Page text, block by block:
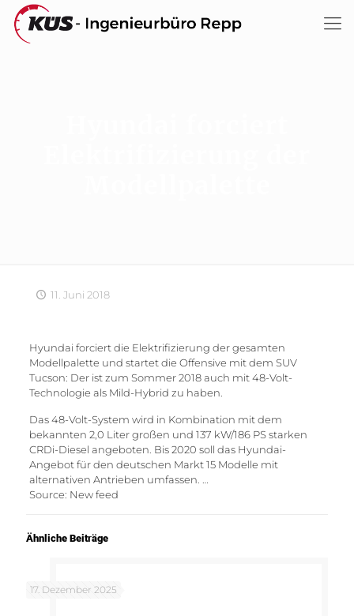
11. Juni 2018
Hyundai forciert die Elektrifizierung der gesamten
Modellpalette und startet die Offensive mit dem SUV
Tucson: Der ist zum Sommer 2018 auch mit 48-Volt-
Technologie als Mild-Hybrid zu haben.
Das 48-Volt-System wird in Kombination mit dem
bekannten 2,0 Liter großen und 137 kW/186 PS starken
CRDi-Diesel angeboten. Bis 2020 soll das Hyundai-
Angebot für den deutschen Markt 15 Modelle mit
alternativen Antrieben umfassen. …
Source: New feed
Ähnliche Beiträge
17. Dezember 2025